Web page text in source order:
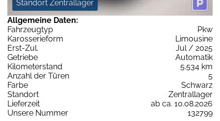
Standort Zentrallager
Allgemeine Daten:
Fahrzeugtyp
Pkw
Karosserieform
Limousine
Erst-Zul.
Jul / 2025
Getriebe
Automatik
Kilometerstand
5.534 km
Anzahl der Türen
5
Farbe
Schwarz
Standort
Zentrallager
Lieferzeit
ab ca. 10.08.2026
Unsere Nummer
132799